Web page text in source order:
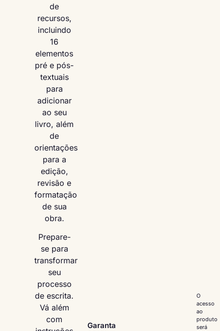
de
recursos,
incluindo
16
elementos
pré e pós-
textuais
para
adicionar
ao seu
livro, além
de
orientações
para a
edição,
revisão e
formatação
de sua
obra.
Prepare-
se para
transformar
seu
processo
de escrita.
Vá além
com
Garanta
O
acesso
ao
produto
será